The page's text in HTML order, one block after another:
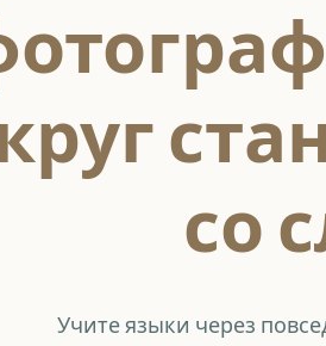
со
Учите языки через